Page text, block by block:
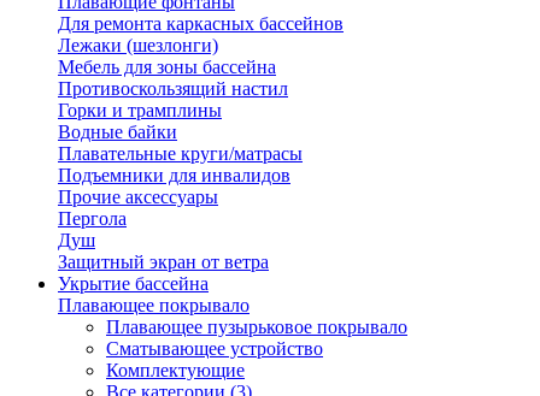
Для ремонта каркасных бассейнов
Лежаки (шезлонги)
Мебель для зоны бассейна
Противоскользящий настил
Горки и трамплины
Водные байки
Плавательные круги/матрасы
Подъемники для инвалидов
Прочие аксессуары
Пергола
Душ
Защитный экран от ветра
Укрытие бассейна
Плавающее покрывало
Плавающее пузырьковое покрывало
Сматывающее устройство
Комплектующие
Все категории (3)